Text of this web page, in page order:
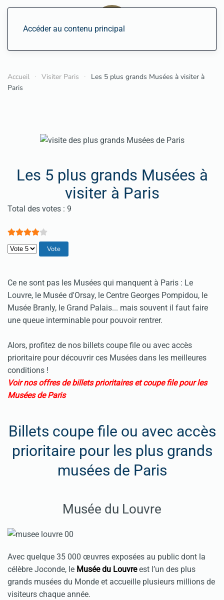
Accéder au contenu principal
Accueil Visiter Paris
Les 5 plus grands Musées à visiter à
Paris
Les 5 plus grands Musées à
visiter à Paris
Vote utilisateur:4/
Total des votes : 9
Veuillez voter
Ce ne sont pas les Musées qui manquent à Paris : Le
Louvre, le Musée d'Orsay, le Centre Georges Pompidou, le
Musée Branly, le Grand Palais... mais souvent il faut faire
une queue interminable pour pouvoir rentrer.
Alors, profitez de nos billets coupe file ou avec accès
prioritaire pour découvrir ces Musées dans les meilleures
conditions !
Voir nos offres de billets prioritaires et coupe file pour les
Musées de Paris
Billets coupe file ou avec accès
prioritaire pour les plus grands
musées de Paris
Musée du Louvre
Avec quelque 35 000 œuvres exposées au public dont la
célèbre Joconde, le Musée du Louvreest l’un des plus
grands musées du Monde et accueille plusieurs millions de
visiteurs chaque année.